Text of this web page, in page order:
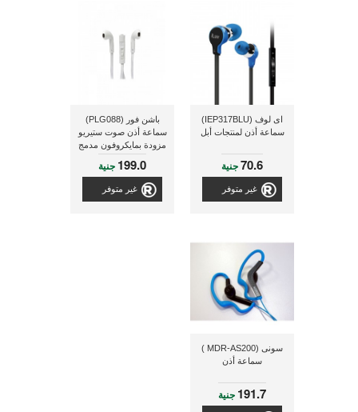
اى لوف (IEP317BLU)
سماعة أذن لمنتجات أبل
70.6جنية
غير متوفر
باشن فور (PLG088)
سماعة أذن صوت ستيريو
مزودة بمايكروفون مدمج
متر و ذو لون أبيض
199.0 جنية
غير متوفر
سونى (MDR-AS200 )
سماعة أذن
191.7 جنية